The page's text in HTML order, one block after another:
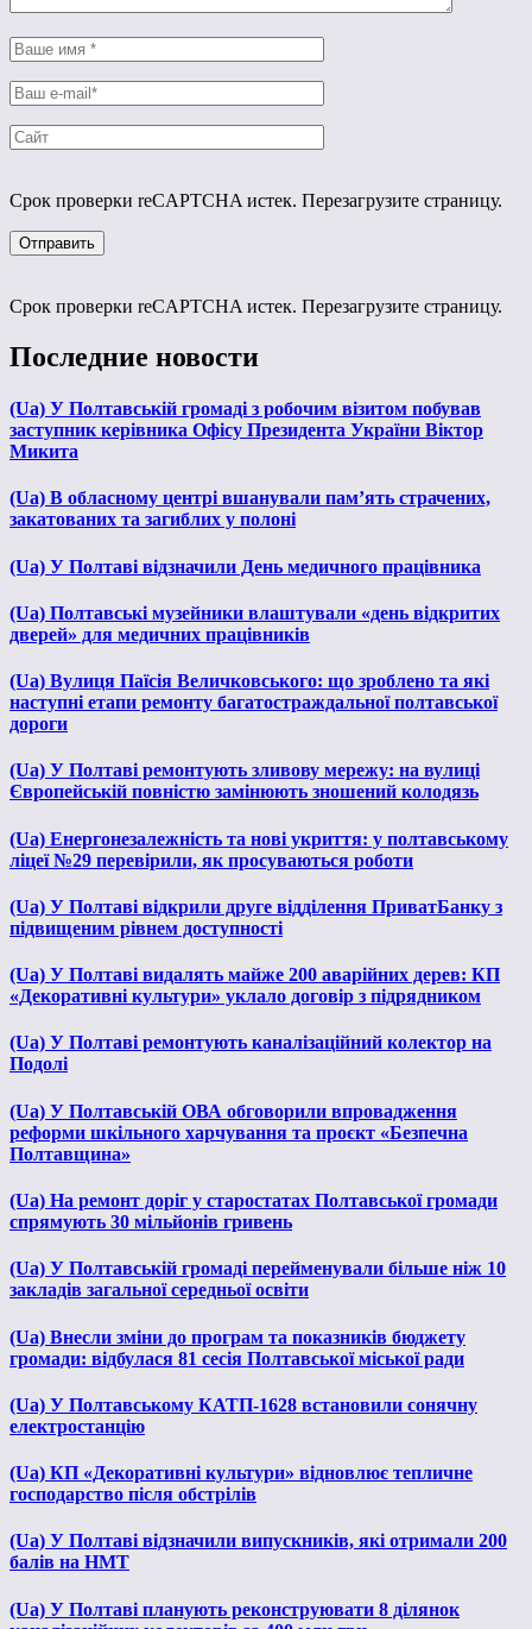
Срок проверки reCAPTCHA истек. Перезагрузите страницу.
Срок проверки reCAPTCHA истек. Перезагрузите страницу.
Последние новости
(Ua) У Полтавській громаді з робочим візитом побував
заступник керівника Офісу Президента України Віктор
Микита
(Ua) В обласному центрі вшанували пам’ять страчених,
закатованих та загиблих у полоні
(Ua) У Полтаві відзначили День медичного працівника
(Ua) Полтавські музейники влаштували «день відкритих
дверей» для медичних працівників
(Ua) Вулиця Паїсія Величковського: що зроблено та які
наступні етапи ремонту багатостраждальної полтавської
дороги
(Ua) У Полтаві ремонтують зливову мережу: на вулиці
Європейській повністю замінюють зношений колодязь
(Ua) Енергонезалежність та нові укриття: у полтавському
ліцеї №29 перевірили, як просуваються роботи
(Ua) У Полтаві відкрили друге відділення ПриватБанку з
підвищеним рівнем доступності
(Ua) У Полтаві видалять майже 200 аварійних дерев: КП
«Декоративні культури» уклало договір з підрядником
(Ua) У Полтаві ремонтують каналізаційний колектор на
Подолі
(Ua) У Полтавській ОВА обговорили впровадження
реформи шкільного харчування та проєкт «Безпечна
Полтавщина»
(Ua) На ремонт доріг у старостатах Полтавської громади
спрямують 30 мільйонів гривень
(Ua) У Полтавській громаді перейменували більше ніж 10
закладів загальної середньої освіти
(Ua) Внесли зміни до програм та показників бюджету
громади: відбулася 81 сесія Полтавської міської ради
(Ua) У Полтавському КАТП-1628 встановили сонячну
електростанцію
(Ua) КП «Декоративні культури» відновлює тепличне
господарство після обстрілів
(Ua) У Полтаві відзначили випускників, які отримали 200
балів на НМТ
(Ua) У Полтаві планують реконструювати 8 ділянок